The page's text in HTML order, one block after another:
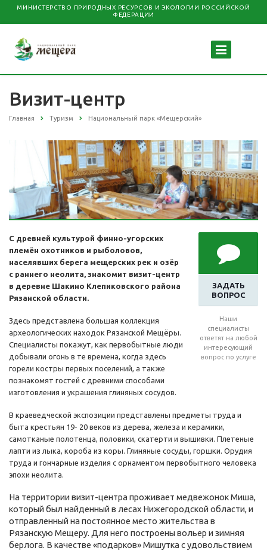
МИНИСТЕРСТВО ПРИРОДНЫХ РЕСУРСОВ И ЭКОЛОГИИ РОССИЙСКОЙ
ФЕДЕРАЦИИ
Визит-центр
Главная Туризм Национальный парк «Мещерский»
ЗАДАТЬ
ВОПРОС
Наши
специалисты
ответят на любой
интересующий
вопрос по услуге
С древней культурой финно-угорских
племён охотников и рыболовов,
населявших берега мещерских рек и озёр
с раннего неолита, знакомит визит-центр
в деревне Шакино Клепиковского района
Рязанской области.
Здесь представлена большая коллекция
археологических находок Рязанской Мещёры.
Специалисты покажут, как первобытные люди
добывали огонь в те времена, когда здесь
горели костры первых поселений, а также
познакомят гостей с древними способами
изготовления и украшения глиняных сосудов.
В краеведческой экспозиции представлены предметы труда и
быта крестьян 19- 20 веков из дерева, железа и керамики,
самотканые полотенца, половики, скатерти и вышивки. Плетеные
лапти из лыка, короба из коры. Глиняные сосуды, горшки. Орудия
труда и гончарные изделия с орнаментом первобытного человека
эпохи неолита.
На территории визит-центра проживает медвежонок Миша,
который был найденный в лесах Нижегородской области, и
отправленный на постоянное место жительства в
Рязанскую Мещеру. Для него построены вольер и зимняя
берлога. В качестве «подарков» Мишутка с удовольствием